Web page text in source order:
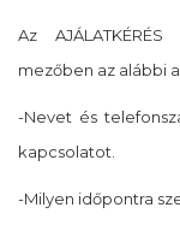
Az
mezőben az alábbi
-Nevet és
kapcsolatot.
-Milyen időpontra